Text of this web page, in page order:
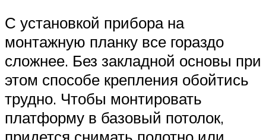
С установкой прибора на
монтажную планку все гораздо
сложнее. Без закладной основы при
этом способе крепления обойтись
трудно. Чтобы монтировать
платформу в базовый потолок,